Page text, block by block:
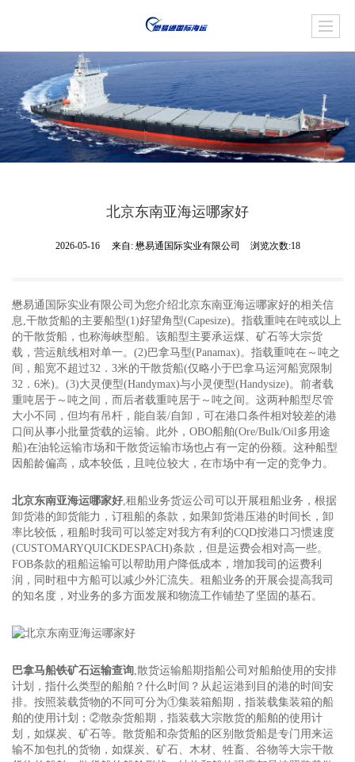
北京东南亚海运哪家好
2026-05-16 来自: 懋易通国际实业有限公司 浏览次数:18
懋易通国际实业有限公司为您介绍北京东南亚海运哪家好的相关信
息,干散货船的主要船型(1)好望角型(Capesize)。指载重吨在吨或以上
的干散货船，也称海峡型船。该船型主要承运煤、矿石等大宗货
载，营运航线相对单一。(2)巴拿马型(Panamax)。指载重吨在～吨之
间，船宽不超过32．3米的干散货船(仅略小于巴拿马运河船宽限制
32．6米)。(3)大灵便型(Handymax)与小灵便型(Handysize)。前者载
重吨居于～吨之间，而后者载重吨居于～吨之间。这两种船型尽管
大小不同，但均有吊杆，能自装/自卸，可在港口条件相对较差的港
口间从事小批量货载的运输。此外，OBO船舶(Ore/Bulk/Oil多用途
船)在油轮运输市场和干散货运输市场也占有一定的份额。这种船型
因船龄偏高，成本较低，且吨位较大，在市场中有一定的竞争力。
北京东南亚海运哪家好,租船业务货运公司可以开展租船业务，根据
卸货港的卸货能力，订租船的条款，如果卸货港压港的时间长，卸
率比较低，租船时我司可以签定对我方有利的CQD按港口习惯速度
(CUSTOMARYQUICKDESPACH)条款，但是运费会相对高一些。
FOB条款的租船运输可以帮助用户降低成本，增加我司的运费利
润，同时租中方船可以减少外汇流失。租船业务的开展会提高我司
的知名度，对业务的多方面发展和物流工作铺垫了坚固的基石。
巴拿马船铁矿石运输查询 ,散货运输船期指船公司对船舶使用的安排
计划，指什么类型的船舶？什么时间？从起运港到目的港的时间安
排。按照装载货物的不同可分为①集装箱船期，指装载集装箱的船
舶的使用计划；②散杂货船期，指装载大宗散货的船舶的使用计
划，如煤炭、矿石等。散货船和杂货船的区别‌散货船是专门用来运
输不加包扎的货物，如‌煤炭、矿石、木材、牲畜、‌谷物等大宗干散